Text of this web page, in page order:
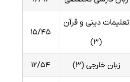
تعلیمات دینی و قرآن
(۳)
۱۵/۴۵
زبان خارجی (۳) ۱۲/۵۴